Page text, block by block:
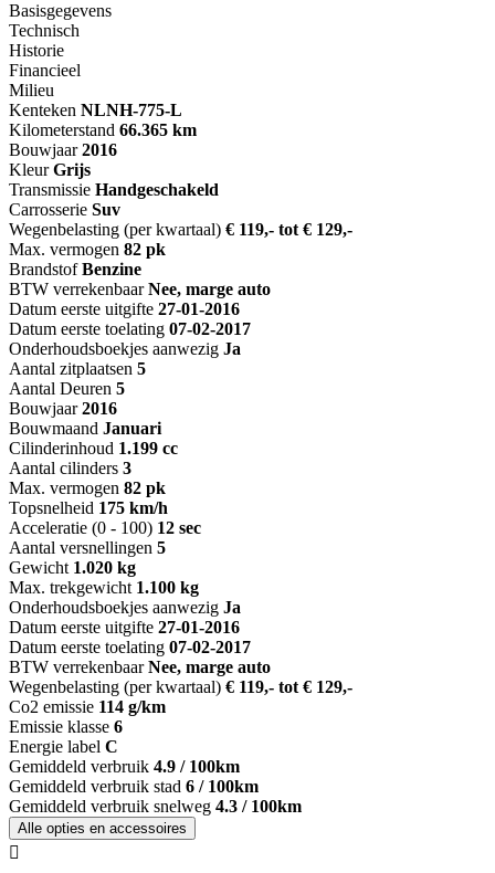
Basisgegevens
Technisch
Historie
Financieel
Milieu
Kenteken NLNH-775-L
Kilometerstand 66.365 km
Bouwjaar 2016
Kleur Grijs
Transmissie Handgeschakeld
Carrosserie Suv
Wegenbelasting (per kwartaal) € 119,- tot € 129,-
Max. vermogen 82 pk
Brandstof Benzine
BTW verrekenbaar Nee, marge auto
Datum eerste uitgifte 27-01-2016
Datum eerste toelating 07-02-2017
Onderhoudsboekjes aanwezig Ja
Aantal zitplaatsen 5
Aantal Deuren 5
Bouwjaar 2016
Bouwmaand Januari
Cilinderinhoud 1.199 cc
Aantal cilinders 3
Max. vermogen 82 pk
Topsnelheid 175 km/h
Acceleratie (0 - 100) 12 sec
Aantal versnellingen 5
Gewicht 1.020 kg
Max. trekgewicht 1.100 kg
Onderhoudsboekjes aanwezig Ja
Datum eerste uitgifte 27-01-2016
Datum eerste toelating 07-02-2017
BTW verrekenbaar Nee, marge auto
Wegenbelasting (per kwartaal) € 119,- tot € 129,-
Co2 emissie 114 g/km
Emissie klasse 6
Energie label C
Gemiddeld verbruik 4.9 / 100km
Gemiddeld verbruik stad 6 / 100km
Gemiddeld verbruik snelweg 4.3 / 100km
Alle opties en accessoires